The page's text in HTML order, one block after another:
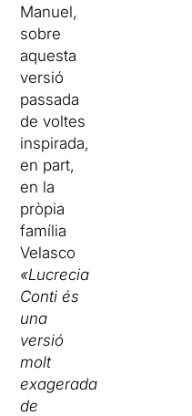
Manuel,
sobre
aquesta
versió
passada
de voltes
inspirada,
en part,
en la
pròpia
família
Velasco
«Lucrecia
Conti és
una
versió
molt
exagerada
de